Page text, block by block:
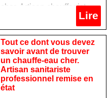
cher. Artisan chauffagist
professionnel remise en
état
Lire
Tout ce dont vous devez
savoir avant de trouver
un chauffe-eau cher.
Artisan sanitariste
professionnel remise en
état